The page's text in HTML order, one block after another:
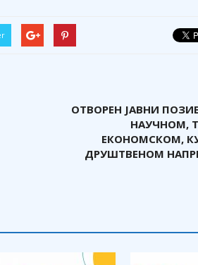
ОТВОРЕН JАВНИ
НАУЧНОМ,
ЕКОНОМСКОМ,
ДРУШТВЕНОМ